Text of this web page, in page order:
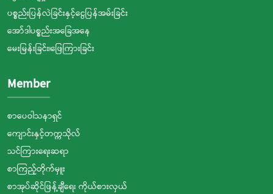
ပစ္စည်းပြန်လဲခြင်းနှင့်ငွေပြန်အမ်းခြင်း
အော်ဒါပစ္စည်းအခြေအနေ
မေးမြန်းခြင်း၊ဖြေကြားခြင်း
Member
စာပေဝါသနာရှင်
ကျောင်းနှင့်တက္ကသိုလ်
သင်ကြားရေးဆရာ
စာကြည့်တိုက်မှူး
စာအုပ်ဆိုင်ဖြန့်ချီရေး ကိုယ်စားလှယ်